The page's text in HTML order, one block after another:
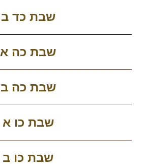
שבת כד ב
שבת כה א
שבת כה ב
שבת כו א
שבת כו ב